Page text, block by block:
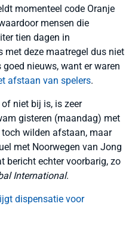
momenteel code Oranje
mensen die
tien dagen in
deze maatregel dus niet
nieuws, want er waren
afstaan van spelers.
niet bij is, is zeer
gisteren (maandag) met
wilden afstaan, maar
met Noorwegen van Jong
bericht echter voorbarig, zo
International.
dispensatie voor